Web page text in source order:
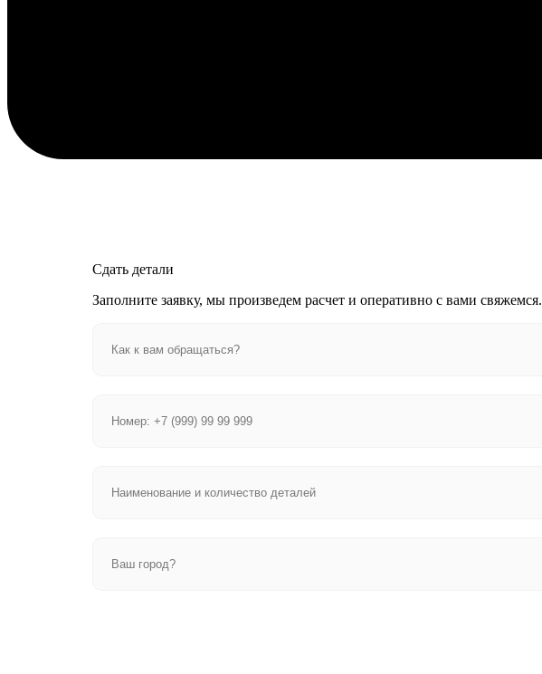
Сдать детали
Заполните заявку, мы произведем расчет и оперативно с вами свяжемся.